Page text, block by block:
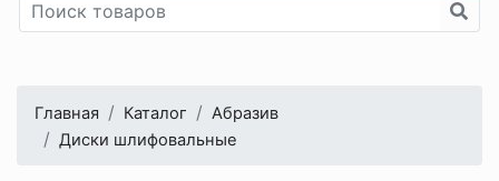
Главная Каталог
Абразив
Диски шлифовальные